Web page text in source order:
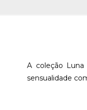
A coleção Luna
sensualidade